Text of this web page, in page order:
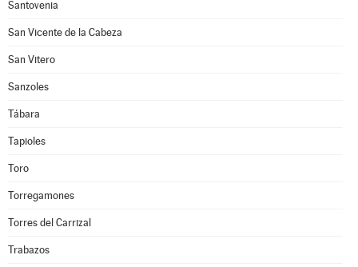
Santovenia
San Vicente de la Cabeza
San Vitero
Sanzoles
Tábara
Tapioles
Toro
Torregamones
Torres del Carrizal
Trabazos